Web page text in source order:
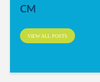
CM
VIEW ALL POSTS